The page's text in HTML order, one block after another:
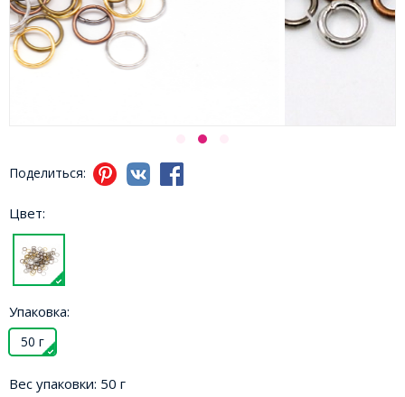
Поделиться:
Цвет:
Упаковка:
50 г
Вес упаковки: 50 г